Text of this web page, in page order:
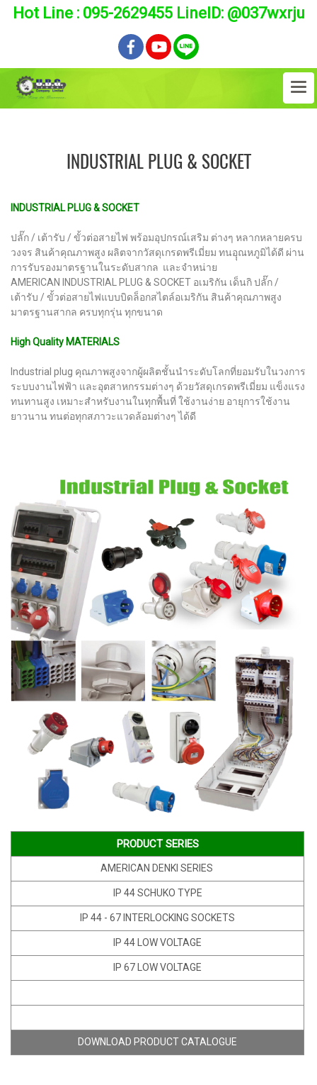
Hot Line : 095-2629455 LineID: @037wxrju
INDUSTRIAL PLUG & SOCKET
INDUSTRIAL PLUG & SOCKET
ปลั๊ก / เต้ารับ / ขั้วต่อสายไฟ พร้อมอุปกรณ์เสริม ต่างๆ หลากหลายครบ
วงจร สินค้าคุณภาพสูง ผลิตจากวัสดุเกรดพรีเมี่ยม ทนอุุณหภูมิได้ดี ผ่าน
การรับรองมาตรฐานในระดับสากล และจำหน่าย
AMERICAN INDUSTRIAL PLUG & SOCKET อเมริกัน เด็นกิ ปลั๊ก /
เต้ารับ / ขั้วต่อสายไฟแบบบิดล็อกสไตล์อเมริกัน สินค้าคุณภาพสูง
มาตรฐานสากล ครบทุกรุ่น ทุกขนาด
High Quality MATERIALS
Industrial plug คุณภาพสูงจากผู้ผลิตชั้นนำระดับโลกที่ยอมรับในวงการ
ระบบงานไฟฟ้า และอุตสาหกรรมต่างๆ ด้วยวัสดุเกรดพรีเมี่ยม แข็งแรง
ทนทานสูง เหมาะสำหรับงานในทุกพื้นที่ ใช้งานง่าย อายุการใช้งาน
ยาวนาน ทนต่อทุกสภาวะแวดล้อมต่างๆ ได้ดี
PRODUCT SERIES
AMERICAN DENKI SERIES
IP 44 SCHUKO TYPE
IP 44 - 67 INTERLOCKING SOCKETS
IP 44 LOW VOLTAGE
IP 67 LOW VOLTAGE
DOWNLOAD PRODUCT CATALOGUE